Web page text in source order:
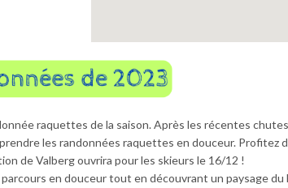
raquettes de la saison. Après les récentes
les randonnées raquettes en douceur. Profitez
de Valberg ouvrira pour les skieurs le 16/12 !
en douceur tout en découvrant un paysage du